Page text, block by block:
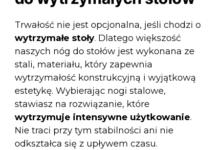
Trwałość nie jest opcjonalna, jeśli chodzi o
wytrzymałe stoły. Dlatego większość
naszych nóg do stołów jest wykonana ze
stali, materiału, który zapewnia
wytrzymałość konstrukcyjną i wyjątkową
estetykę. Wybierając nogi stalowe,
stawiasz na rozwiązanie, które
wytrzymuje intensywne użytkowanie.
Nie traci przy tym stabilności ani nie
odkształca się z upływem czasu.